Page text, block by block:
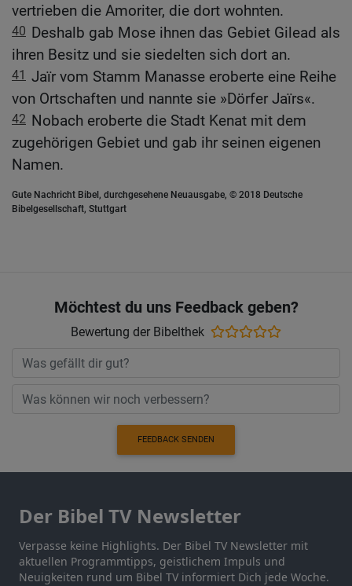
vertrieben die Amoriter, die dort wohnten.
40 Deshalb gab Mose ihnen das Gebiet Gilead als
ihren Besitz und sie siedelten sich dort an.
41 Jaïr vom Stamm Manasse eroberte eine Reihe
von Ortschaften und nannte sie »Dörfer Jaïrs«.
42 Nobach eroberte die Stadt Kenat mit dem
zugehörigen Gebiet und gab ihr seinen eigenen
Namen.
Gute Nachricht Bibel, durchgesehene Neuausgabe, © 2018 Deutsche
Bibelgesellschaft, Stuttgart
Möchtest du uns Feedback geben?
Bewertung der Bibelthek
FEEDBACK SENDEN
Der Bibel TV Newsletter
Verpasse keine Highlights. Der Bibel TV Newsletter mit
aktuellen Programmtipps, geistlichem Impuls und
Neuigkeiten rund um Bibel TV informiert Dich jede Woche.